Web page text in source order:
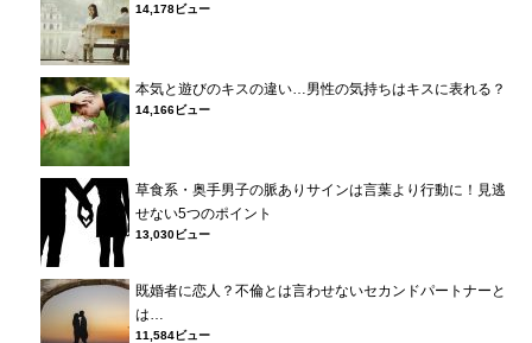
14,178ビュー
本気と遊びのキスの違い…男性の気持ちはキスに表れる？
14,166ビュー
草食系・奥手男子の脈ありサインは言葉より行動に！見逃
せない5つのポイント
13,030ビュー
既婚者に恋人？不倫とは言わせないセカンドパートナーと
は…
11,584ビュー